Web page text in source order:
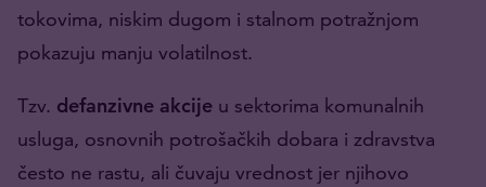
tokovima, niskim dugom i stalnom potražnjom
pokazuju manju volatilnost.
Tzv. defanzivne akcije u sektorima komunalnih
usluga, osnovnih potrošačkih dobara i zdravstva
često ne rastu, ali čuvaju vrednost jer njihovo